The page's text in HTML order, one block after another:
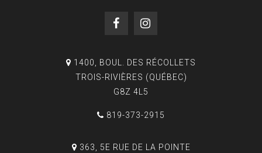
1400, BOUL. DES RÉCOLLETS
TROIS-RIVIÈRES (QUÉBEC)
G8Z 4L5
819-373-2915
363, 5E RUE DE LA POINTE